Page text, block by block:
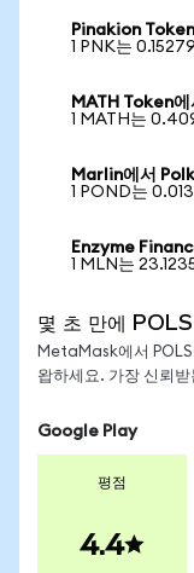
Pinakion
1 PNK는
MATH Token
1 MATH는
Marlin에서
1 POND는
Enzyme
1 MLN는
몇 초 만에
MetaMask에서
왑하세요. 가장 신뢰
Google Play
평점
4.4